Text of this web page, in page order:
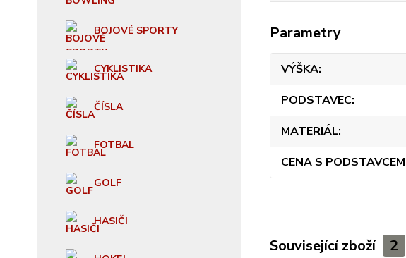
BOJOVÉ SPORTY
CYKLISTIKA
ČÍSLA
FOTBAL
GOLF
HASIČI
Parametry
VÝŠKA
PODSTAVEC
MATERIÁL
CENA S PODSTAVCEM
Související zboží 2